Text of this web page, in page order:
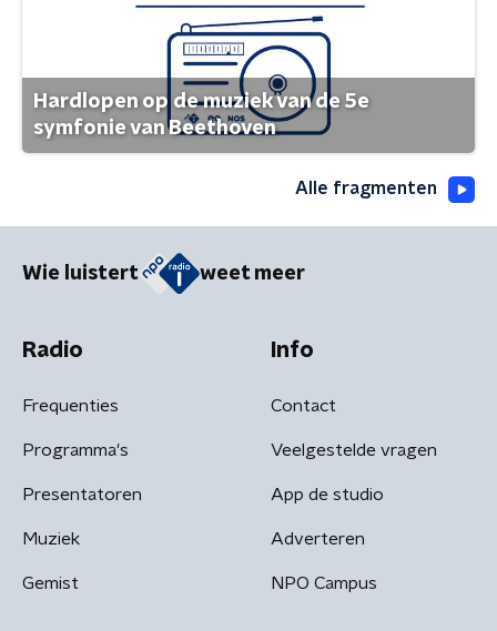
Hardlopen op de muziek van de 5e
symfonie van Beethoven
Alle fragmenten
Wie luistert weet meer
Radio
Frequenties
Programma's
Presentatoren
Muziek
Gemist
Info
Contact
Veelgestelde vragen
App de studio
Adverteren
NPO Campus